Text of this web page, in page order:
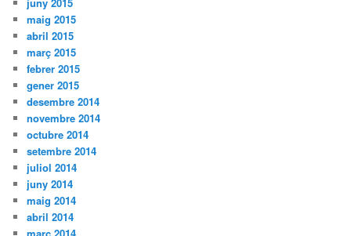
maig 2015
abril 2015
març 2015
febrer 2015
gener 2015
desembre 2014
novembre 2014
octubre 2014
setembre 2014
juliol 2014
juny 2014
maig 2014
abril 2014
març 2014